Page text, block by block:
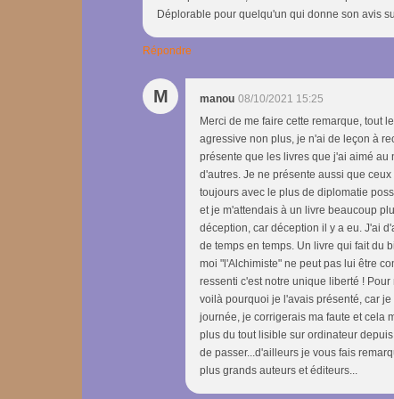
Déplorable pour quelqu'un qui donne son avis
Répondre
M manou 08/10/2021 15:25
Merci de me faire cette remarque, tout
agressive non plus, je n'ai de leçon à
présente que les livres que j'ai aimé
d'autres. Je ne présente aussi que
toujours avec le plus de diplomatie
et je m'attendais à un livre beaucoup
déception, car déception il y a eu. J'ai
de temps en temps. Un livre qui fait du
moi "l'Alchimiste" ne peut pas lui être
ressenti c'est notre unique liberté !
voilà pourquoi je l'avais présenté, car
journée, je corrigerais ma faute et cela
plus du tout lisible sur ordinateur
de passer...d'ailleurs je vous fais
plus grands auteurs et éditeurs...